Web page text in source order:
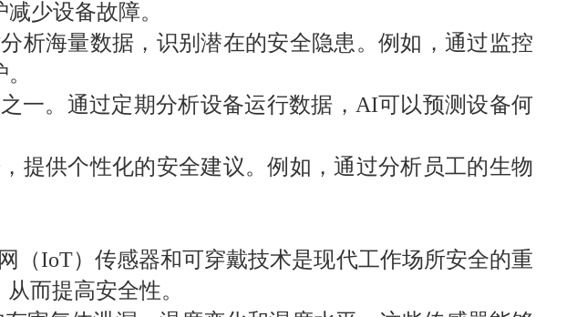
少设备故障。
析海量数据，识别潜在的安全隐患。例如，通过监控
一。通过定期分析设备运行数据， AI可以预测设备何
提供个性化的安全建议。例如，通过分析员工的生物
（IoT）传感器和可穿戴技术是现代工作场所安全的重
而提高安全性。